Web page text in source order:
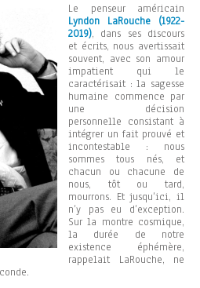
Le penseur américain
Lyndon LaRouche (1922-
2019), dans ses discours
et écrits, nous avertissait
souvent, avec son amour
impatient qui le
caractérisait : la sagesse
humaine commence par
une décision
personnelle consistant à
intégrer un fait prouvé et
incontestable : nous
sommes tous nés, et
chacun ou chacune de
nous, tôt ou tard,
mourrons. Et jusqu’ici, il
n’y pas eu d’exception.
Sur la montre cosmique,
la durée de notre
existence éphémère,
rappelait LaRouche, ne